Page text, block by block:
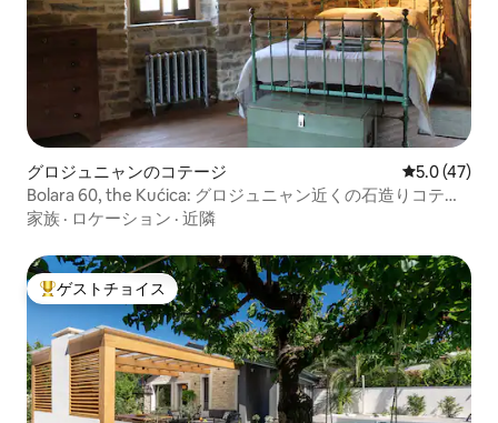
グロジュニャンのコテージ レビュー47
5.0 (47)
Bolara 60, the Kućica: グロジュニャン近くの石造りコテー
ジ
家族 · ロケーション · 近隣
大好評のゲストチョイスです。
ゲストチョイス